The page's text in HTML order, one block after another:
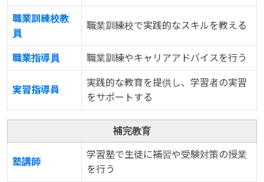
職業訓練校教
員
職業訓練校で実践的なスキルを教える
職業指導員 職業訓練やキャリアアドバイスを行う
実習指導員
実践的な教育を提供し、学習者の実習
をサポートする
補完教育
塾講師
学習塾で生徒に補習や受験対策の授業
を行う